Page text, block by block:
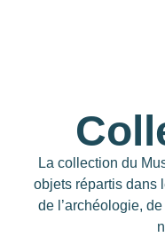
La collection du
objets répartis dans
de l’archéologie,